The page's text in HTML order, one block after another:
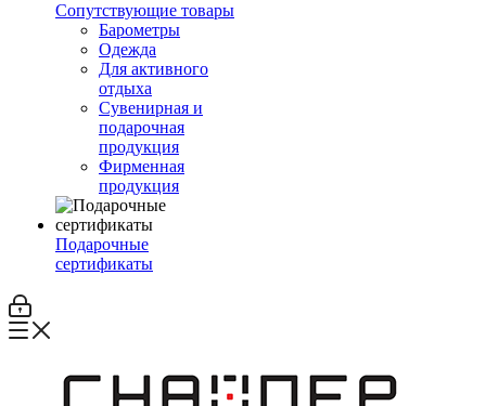
Сопутствующие товары
Барометры
Одежда
Для активного
отдыха
Сувенирная и
подарочная
продукция
Фирменная
продукция
Подарочные
сертификаты